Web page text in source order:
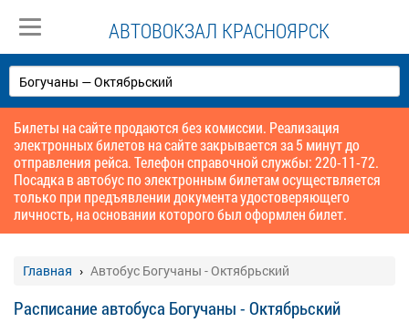
АВТОВОКЗАЛ КРАСНОЯРСК
Билеты на сайте продаются без комиссии. Реализация
электронных билетов на сайте закрывается за 5 минут до
отправления рейса. Телефон справочной службы: 220-11-72.
Посадка в автобус по электронным билетам осуществляется
только при предъявлении документа удостоверяющего
личность, на основании которого был оформлен билет.
Главная Автобус Богучаны - Октябрьский
Расписание автобуса Богучаны - Октябрьский